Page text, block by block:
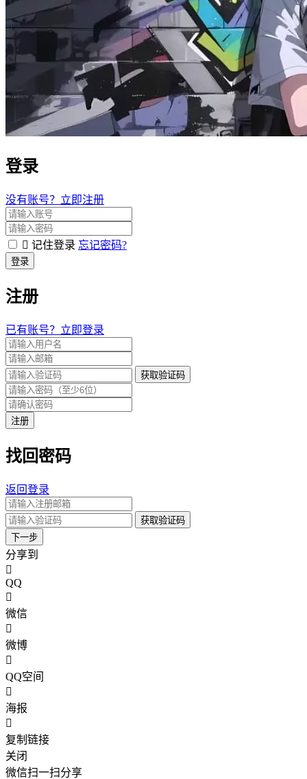
登录
没有账号？立即注册
记住登录 忘记密码?
登录
注册
已有账号？立即登录
获取验证码
注册
找回密码
返回登录
获取验证码
下一步
分享到
QQ
微信
微博
QQ空间
海报
复制链接
关闭
微信扫一扫分享